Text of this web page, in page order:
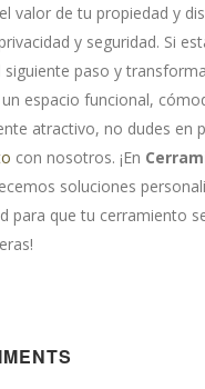
valor de tu propiedad y
y seguridad. Si
siguiente paso y
espacio funcional,
atractivo, no dudes en
con nosotros. ¡En
soluciones
para que tu cerramiento